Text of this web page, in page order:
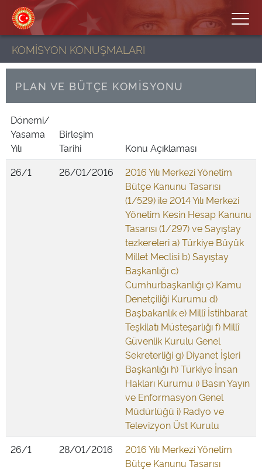
KOMİSYON KONUŞMALARI
PLAN VE BÜTÇE KOMİSYONU
Dönemi/
Yasama
Yılı
Birleşim
Tarihi
Konu Açıklaması
26/1
26/01/2016
2016 Yılı Merkezi Yönetim
Bütçe Kanunu Tasarısı
(1/529) ile 2014 Yılı Merkezi
Yönetim Kesin Hesap Kanunu
Tasarısı (1/297) ve Sayıştay
tezkereleri a) Türkiye Büyük
Millet Meclisi b) Sayıştay
Başkanlığı c)
Cumhurbaşkanlığı ç) Kamu
Denetçiliği Kurumu d)
Başbakanlık e) Millî İstihbarat
Teşkilatı Müsteşarlığı f) Millî
Güvenlik Kurulu Genel
Sekreterliği g) Diyanet İşleri
Başkanlığı h) Türkiye İnsan
Hakları Kurumu ı) Basın Yayın
ve Enformasyon Genel
Müdürlüğü i) Radyo ve
Televizyon Üst Kurulu
26/1
28/01/2016
2016 Yılı Merkezi Yönetim
Bütçe Kanunu Tasarısı